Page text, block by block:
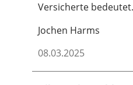
Versicherte bedeutet.
Jochen Harms
08.03.2025